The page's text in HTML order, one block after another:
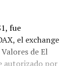
fue
el exchange
de El
autorizado por